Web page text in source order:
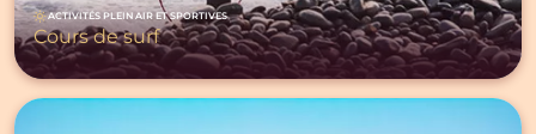
ACTIVITÉS PLEIN AIR ET SPORTIVES
Cours de surf